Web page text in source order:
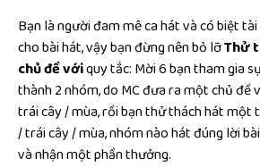
Bạn là người đam mê ca hát và có biệt
cho bài hát, vậy bạn đừng nên bỏ lỡThử
chủ đề vớiquy tắc: Mời 6 bạn tham gia
thành 2 nhóm, do MC đưa ra một chủ đề
trái cây / mùa, rồi bạn thử thách hát một
/ trái cây / mùa, nhóm nào hát đúng lời
và nhận một phần thưởng.